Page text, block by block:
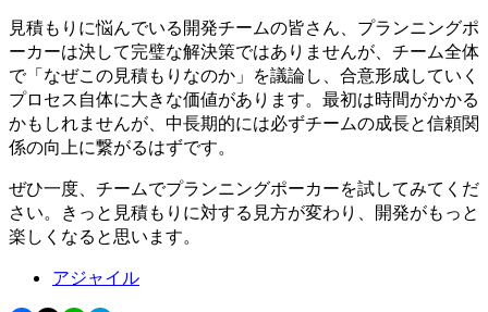
見積もりに悩んでいる開発チームの皆さん、プランニングポ
ーカーは決して完璧な解決策ではありませんが、チーム全体
で「なぜこの見積もりなのか」を議論し、合意形成していく
プロセス自体に大きな価値があります。最初は時間がかかる
かもしれませんが、中長期的には必ずチームの成長と信頼関
係の向上に繋がるはずです。
ぜひ一度、チームでプランニングポーカーを試してみてくだ
さい。きっと見積もりに対する見方が変わり、開発がもっと
楽しくなると思います。
アジャイル